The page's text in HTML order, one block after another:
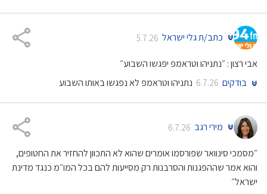
כתב/ת גלי ישראל 5.7.26
אבי רצון : ״נתניהו וטראמפ יפגשו השבוע״
בודקים 6.7.26 נתניהו וטראמפ לא נפגשו באותו השבוע
מירי רגב 6.7.26
״מסמכי סינוואר שפורסמו אומרים שהוא לא התכוון להחזיר את החטופים,
והוא אמר שההפגנות והסרבנות רק מסייעות להם בכל המו״מ כנגד מדינת
ישראל״